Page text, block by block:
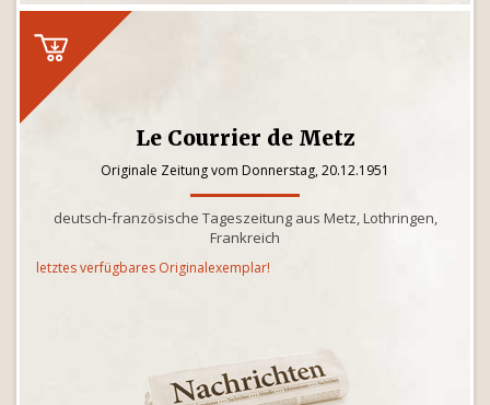
Le Courrier de Metz
Originale Zeitung vom Donnerstag, 20.12.1951
deutsch-französische Tageszeitung aus Metz, Lothringen,
Frankreich
letztes verfügbares Originalexemplar!